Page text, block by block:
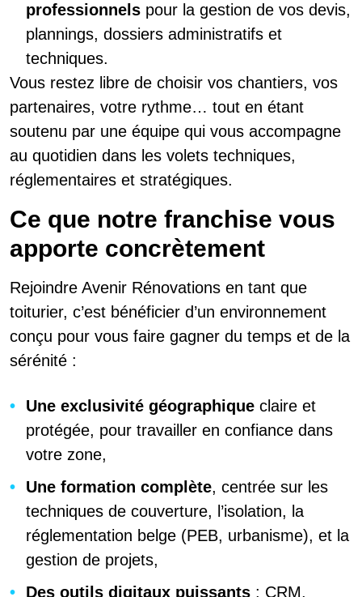
professionnels pour la gestion de vos devis,
plannings, dossiers administratifs et
techniques.
Vous restez libre de choisir vos chantiers, vos
partenaires, votre rythme… tout en étant
soutenu par une équipe qui vous accompagne
au quotidien dans les volets techniques,
réglementaires et stratégiques.
Ce que notre franchise vous
apporte concrètement
Rejoindre Avenir Rénovations en tant que
toiturier, c’est bénéficier d’un environnement
conçu pour vous faire gagner du temps et de la
sérénité :
Une exclusivité géographique claire et
protégée, pour travailler en confiance dans
votre zone,
Une formation complète, centrée sur les
techniques de couverture, l’isolation, la
réglementation belge (PEB, urbanisme), et la
gestion de projets,
Des outils digitaux puissants : CRM,